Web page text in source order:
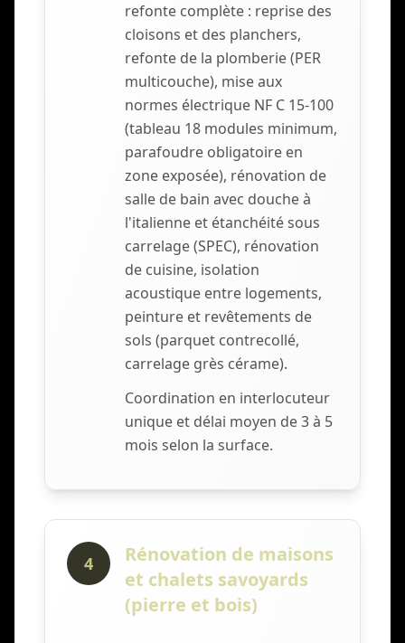
refonte complète : reprise des
cloisons et des planchers,
refonte de la plomberie (PER
multicouche), mise aux
normes électrique NF C 15-100
(tableau 18 modules minimum,
parafoudre obligatoire en
zone exposée), rénovation de
salle de bain avec douche à
l'italienne et étanchéité sous
carrelage (SPEC), rénovation
de cuisine, isolation
acoustique entre logements,
peinture et revêtements de
sols (parquet contrecollé,
carrelage grès cérame).
Coordination en interlocuteur
unique et délai moyen de 3 à 5
mois selon la surface.
4
Rénovation de maisons
et chalets savoyards
(pierre et bois)